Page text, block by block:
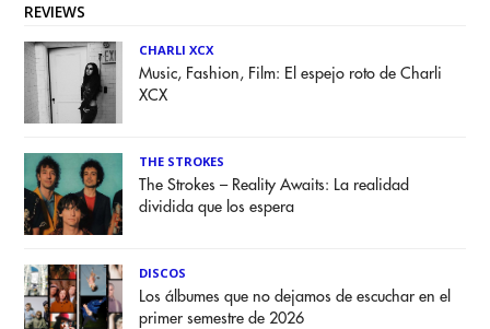
REVIEWS
CHARLI XCX
Music, Fashion, Film: El espejo roto de Charli
XCX
THE STROKES
The Strokes – Reality Awaits: La realidad
dividida que los espera
DISCOS
Los álbumes que no dejamos de escuchar en el
primer semestre de 2026